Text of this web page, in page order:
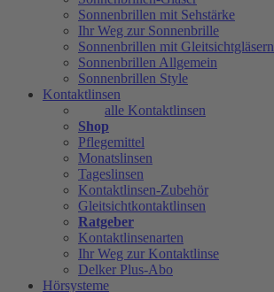
Sonnenbrillen mit Sehstärke
Ihr Weg zur Sonnenbrille
Sonnenbrillen mit Gleitsichtgläsern
Sonnenbrillen Allgemein
Sonnenbrillen Style
Kontaktlinsen
alle Kontaktlinsen
Shop
Pflegemittel
Monatslinsen
Tageslinsen
Kontaktlinsen-Zubehör
Gleitsichtkontaktlinsen
Ratgeber
Kontaktlinsenarten
Ihr Weg zur Kontaktlinse
Delker Plus-Abo
Hörsysteme